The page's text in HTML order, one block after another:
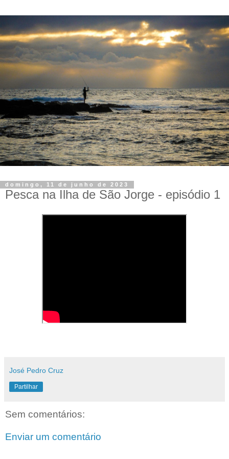
domingo, 11 de junho de 2023
Pesca na Ilha de São Jorge - episódio 1
José Pedro Cruz
Partilhar
Sem comentários:
Enviar um comentário